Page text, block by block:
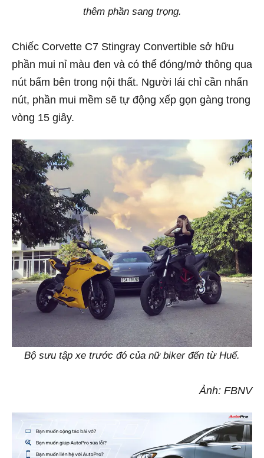
thêm phần sang trọng.
Chiếc Corvette C7 Stingray Convertible sở hữu
phần mui nỉ màu đen và có thể đóng/mở thông qua
nút bấm bên trong nội thất. Người lái chỉ cần nhấn
nút, phần mui mềm sẽ tự động xếp gọn gàng trong
vòng 15 giây.
Bộ sưu tập xe trước đó của nữ biker đến từ Huế.
Ảnh: FBNV